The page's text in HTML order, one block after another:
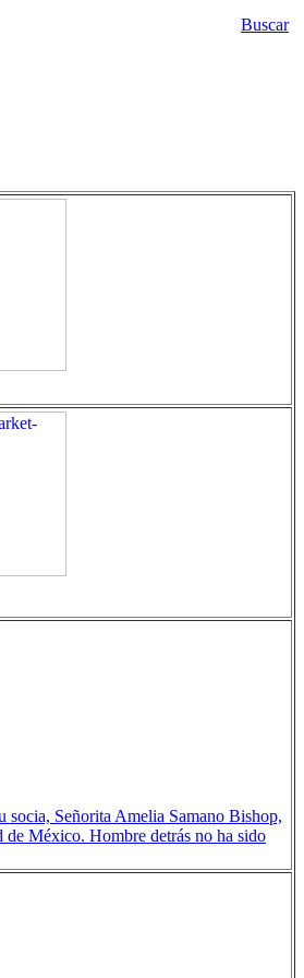
Buscar
socia, Señorita Amelia Samano Bishop,
México. Hombre detrás no ha sido